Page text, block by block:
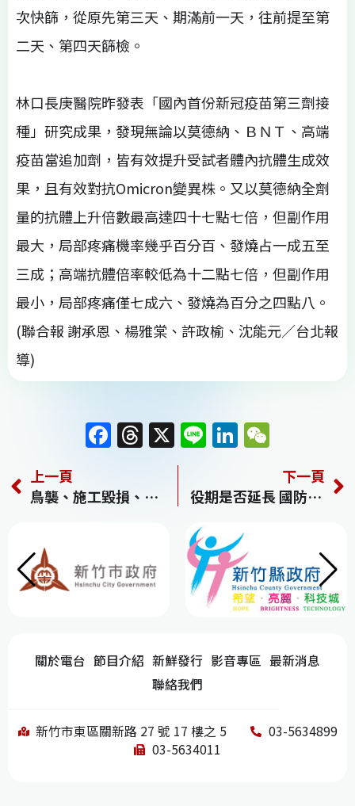
次快篩，從原先第三天、期滿前一天，往前提至第
二天、第四天篩檢。
林口長庚醫院昨發表「國內首份新冠疫苗第三劑接
種」研究成果，發現無論以莫德納、ＢＮＴ、高端
疫苗當追加劑，皆有效提升受試者體內抗體生成效
果，且有效對抗Omicron變異株。又以莫德納全劑
量的抗體上升倍數最高達四十七點七倍，但副作用
最大，局部疼痛機率幾乎百分百、發燒占一成五至
三成；高端抗體倍率較低為十二點七倍，但副作用
最小，局部疼痛僅七成六、發燒為百分之四點八。
(聯合報 謝承恩、楊雅棠、許政榆、沈能元／台北報
導)
F
c
e
o
o
T
s
X Li
e
Li
k
e
dI
n
C
h
上一頁
鳥襲、施工毀損、偷電纜 南北停電狀況多
下一頁
役期是否延長 國防部：一年內完成評估
關於電台 節目介紹 新鮮發行 影音專區 最新消息
聯絡我們
新竹市東區關新路 27 號 17 樓之 5
03-5634899
03-5634011